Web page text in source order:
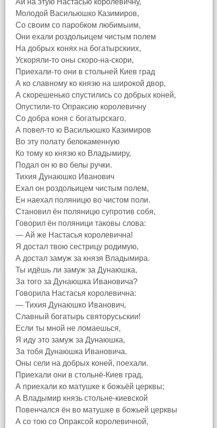
Ай на этую Настасью королевичну,
Молодой Васильюшко Казимиров,
Со своим со паробком любимыим,
Они ехали роздольицем чистым полем
На добрых конях на богатырскиих,
Ускоряли-то оны скоро-на-скори,
Приехали-то они в стольней Киев град
А ко славному ко князю на широкой двор,
А скорешенько спустились со добрых коней,
Опустили-то Опраксию королевичну
Со добра коня с богатырскаго.
А повел-то ю Васильюшко Казимиров
Во эту полату белокаменную
Ко тому ко князю ко Владымиру,
Подал он ю во белы ручки.
Тихия Дунаюшко Иванович
Ехал он роздольицем чистым полем,
Ен наехал поляницю во чистом поли.
Становил ён поляницю супротив собя,
Говорил ён поляници таковы слова:
— Ай же Настасья королевична!
Я достал твою сестрицу родимую,
А достал замуж за князя Владымира.
Ты идёшь ли замуж за Дунаюшка,
За того за Дунаюшка Ивановича?
Говорила Настасья королевична:
— Тихия Дунаюшко Иванович,
Славный богатырь святорусьскии!
Если ты мной не ломаешься,
Я иду это замуж за Дунаюшка,
За тобя Дунаюшка Ивановича.
Оны сели на добрых коней, поехали.
Приехали они в стольнё-Киев град,
А приехали ко матушке к божьёй церквы;
А Владымир князь стольне-киевской
Повенчался ён во матушке в божьей церквы
А со тою со Опраксой королевичной,